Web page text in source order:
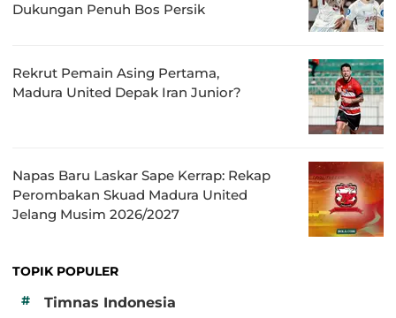
Dukungan Penuh Bos Persik
Rekrut Pemain Asing Pertama,
Madura United Depak Iran Junior?
Napas Baru Laskar Sape Kerrap: Rekap
Perombakan Skuad Madura United
Jelang Musim 2026/2027
TOPIK POPULER
#
Timnas Indonesia